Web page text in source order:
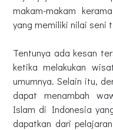
makam-makam
yang memiliki nilai seni
Tentunya ada kesan
ketika melakukan
umumnya. Selain itu,
dapat menambah
Islam di Indonesia
dapatkan dari